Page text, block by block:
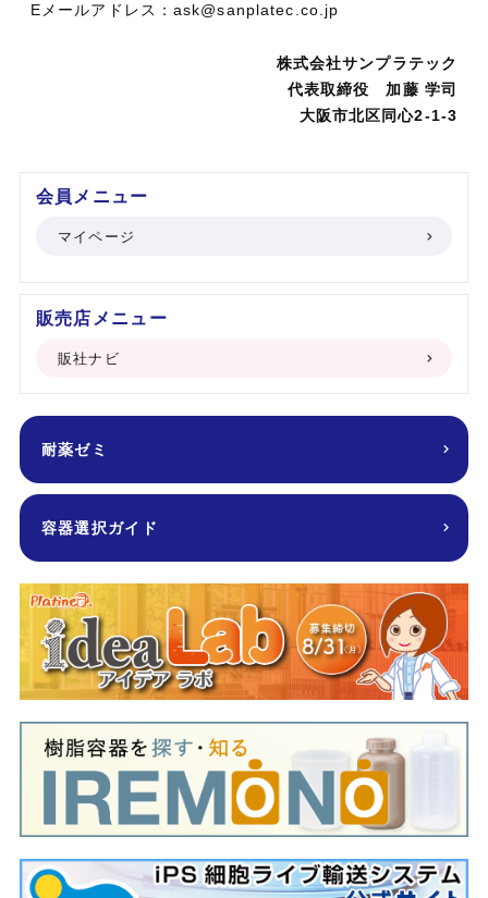
Eメールアドレス：ask@sanplatec.co.jp
株式会社サンプラテック
代表取締役 加藤 学司
大阪市北区同心2-1-3
会員メニュー
マイページ
販売店メニュー
販社ナビ
耐薬ゼミ
容器選択ガイド